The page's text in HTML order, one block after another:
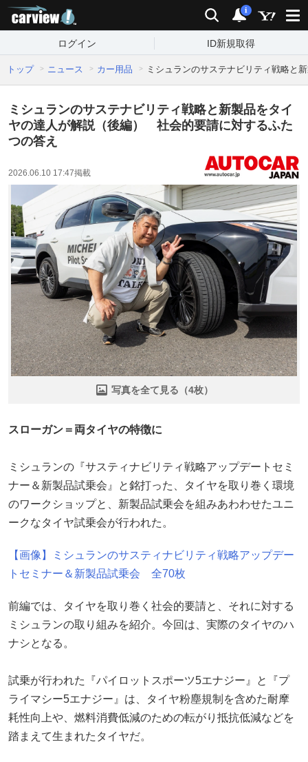
検索 通知
i
ログイン ID新規取得
トップ ニュース カー用品 ミシュランのサステナビリティ戦略と
ミシュランのサステナビリティ戦略と新製品をタイ
ヤの達人が解説（後編） 社会的要請に対するふた
つの答え
2026.06.10 17:47掲載
写真を全て見る（4枚）
スローガン＝両タイヤの特徴に
ミシュランの『サスティナビリティ戦略アップデートセミ
ナー＆新製品試乗会』と銘打った、タイヤを取り巻く環境
のワークショップと、新製品試乗会を組みあわわせたユニ
ークなタイヤ試乗会が行われた。
【画像】ミシュランのサスティナビリティ戦略アップデー
トセミナー＆新製品試乗会 全70枚
前編では、タイヤを取り巻く社会的要請と、それに対する
ミシュランの取り組みを紹介。今回は、実際のタイヤのハ
ナシとなる。
試乗が行われた『パイロットスポーツ5エナジー』と『プ
ライマシー5エナジー』は、タイヤ粉塵規制を含めた耐摩
耗性向上や、燃料消費低減のための転がり抵抗低減などを
踏まえて生まれたタイヤだ。